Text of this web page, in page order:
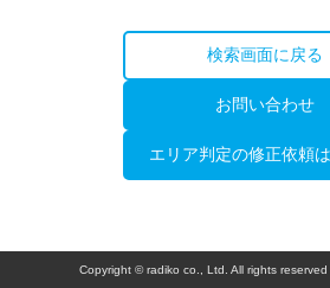
検索画面に戻る
お問い合わせ
エリア判定の修正依頼
Copyright © radiko co., Ltd. All rights reserved